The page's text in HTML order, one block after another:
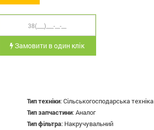
Замовити в один клік
Тип техніки:Сільськогосподарська техніка
Тип запчастини:Аналог
Тип фільтра: Накручувальний